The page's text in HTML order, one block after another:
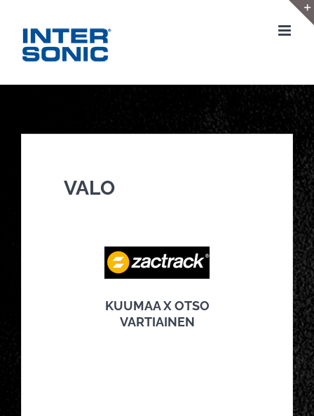
content
VALO
KUUMAA X OTSO
VARTIAINEN